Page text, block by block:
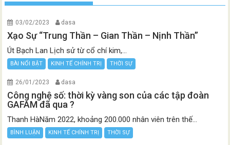
03/02/2023 dasa
Xạo Sự “Trung Thần – Gian Thần – Nịnh Thần”
Út Bạch Lan Lịch sử từ cổ chí kim,...
BÀI NỔI BẬT KINH TẾ CHÍNH TRỊ THỜI SỰ
26/01/2023 dasa
Công nghệ số: thời kỳ vàng son của các tập đoàn
GAFAM đã qua ?
Thanh HàNăm 2022, khoảng 200.000 nhân viên trên thế...
BÌNH LUẬN KINH TẾ CHÍNH TRỊ THỜI SỰ